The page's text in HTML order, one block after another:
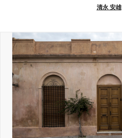
清永 安雄